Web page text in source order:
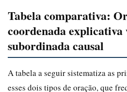
Tabela comparativa:
coordenada explicativa
subordinada causal
A tabela a seguir sistematiza as
esses dois tipos de oração, que